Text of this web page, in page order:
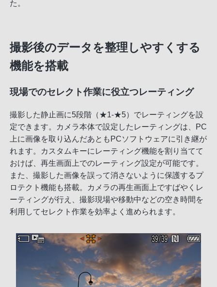
た。
撮影後のデータを整理しやすくする
機能を搭載
現場でのセレクト作業に役立つレーティング
撮影した静止画に5段階（★1-★5）でレーティングを設
定できます。カメラ本体で設定したレーティングは、PC
上に画像を取り込んだあともPCソフトウェアに引き継が
れます。カスタムキーにレーティング機能を割り当てて
おけば、再生画面上でのレーティング設定が可能です。
また、撮影した画像を誤って消さないように保護するプ
ロテクト機能も搭載。カメラの再生画面上ですばやくレ
ーティングが行え、撮影現場や移動中などの空き時間を
利用してセレクト作業を効率よく進められます。